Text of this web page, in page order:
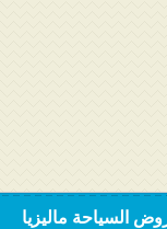
السياحة ماليزيا